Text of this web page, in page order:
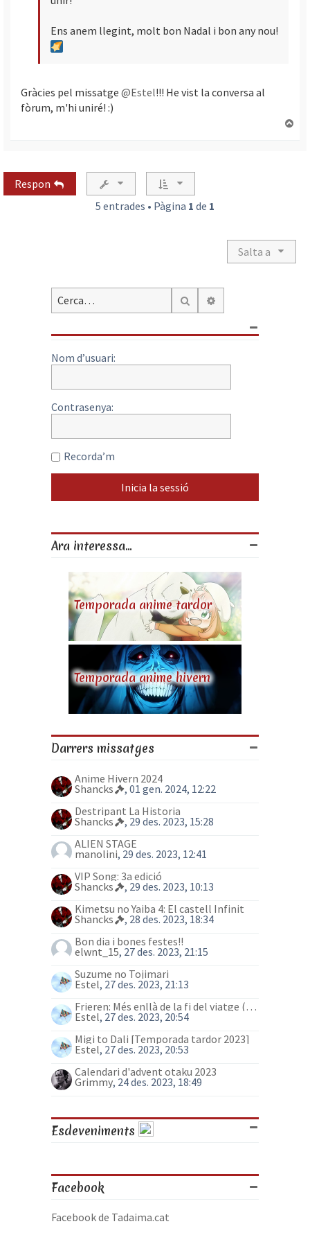
Ens anem llegint, molt bon Nadal i bon any nou!
Gràcies pel missatge @Estel!!! He vist la conversa al
fòrum, m'hi uniré! :)
i
Respon
5 entrades • Pàgina 1 de 1
Salta a
Cerca
Nom d’usuari:
Contrasenya:
Recorda’m
Ara interessa...
Temporada anime tardor
Temporada anime hivern
Darrers missatges
Anime Hivern 2024
Shancks
, 01 gen. 2024, 12:22
Destripant La Historia
Shancks
, 29 des. 2023, 15:28
ALIEN STAGE
manolini, 29 des. 2023, 12:41
VIP Song: 3a edició
Shancks
, 29 des. 2023, 10:13
Kimetsu no Yaiba 4: El castell Infinit
Shancks
, 28 des. 2023, 18:34
Bon dia i bones festes!!
elwnt_15, 27 des. 2023, 21:15
Suzume no Tojimari
Estel, 27 des. 2023, 21:13
Frieren: Més enllà de la fi del viatge (anime)
Estel, 27 des. 2023, 20:54
Migi to Dali [Temporada tardor 2023]
Estel, 27 des. 2023, 20:53
Calendari d'advent otaku 2023
Grimmy, 24 des. 2023, 18:49
Esdeveniments
Facebook
Facebook de Tadaima.cat